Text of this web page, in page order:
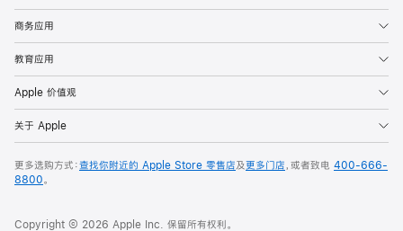
商务应用
教育应用
Apple 价值观
关于 Apple
更多选购方式：查找你附近的 Apple Store 零售店及更多门店，或者致电 400-666-
8800。
Copyright © 2026 Apple Inc. 保留所有权利。